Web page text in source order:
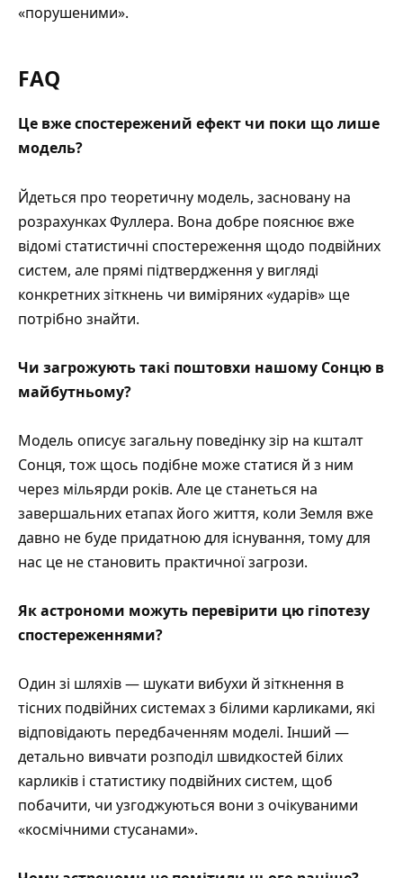
«порушеними».
FAQ
Це вже спостережений ефект чи поки що лише
модель?
Йдеться про теоретичну модель, засновану на
розрахунках Фуллера. Вона добре пояснює вже
відомі статистичні спостереження щодо подвійних
систем, але прямі підтвердження у вигляді
конкретних зіткнень чи виміряних «ударів» ще
потрібно знайти.
Чи загрожують такі поштовхи нашому Сонцю в
майбутньому?
Модель описує загальну поведінку зір на кшталт
Сонця, тож щось подібне може статися й з ним
через мільярди років. Але це станеться на
завершальних етапах його життя, коли Земля вже
давно не буде придатною для існування, тому для
нас це не становить практичної загрози.
Як астрономи можуть перевірити цю гіпотезу
спостереженнями?
Один зі шляхів — шукати вибухи й зіткнення в
тісних подвійних системах з білими карликами, які
відповідають передбаченням моделі. Інший —
детально вивчати розподіл швидкостей білих
карликів і статистику подвійних систем, щоб
побачити, чи узгоджуються вони з очікуваними
«космічними стусанами».